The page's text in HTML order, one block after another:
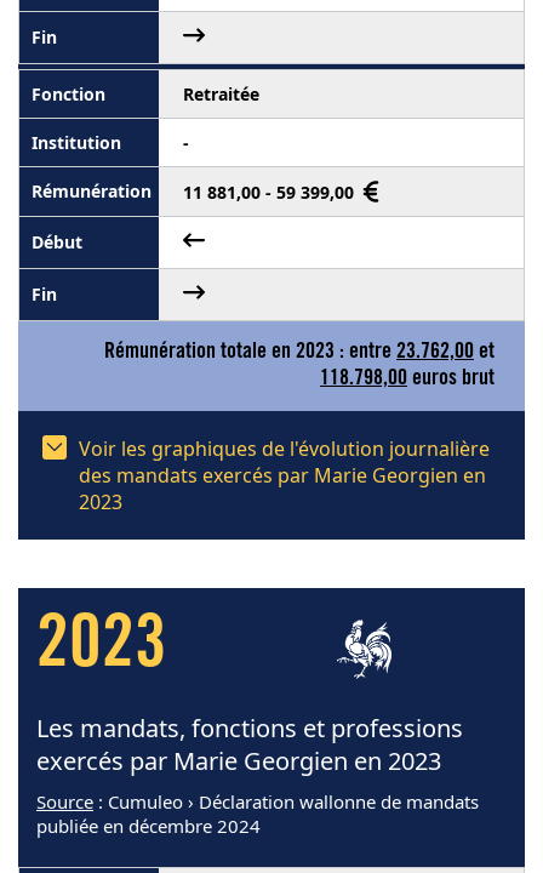
Retraitée
-
11 881,00 - 59 399,00
Rémunération totale en 2023 : entre 23.762,00 et
118.798,00 euros brut
Voir les graphiques de l'évolution journalière
des mandats exercés par Marie Georgien en
2023
2023
Les mandats, fonctions et professions
exercés par Marie Georgien en 2023
Source : Cumuleo › Déclaration wallonne de mandats
publiée en décembre 2024